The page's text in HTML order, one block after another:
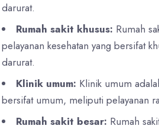
darurat.
Rumah sakit khusus: Rumah
pelayanan kesehatan yang bersifat
darurat.
Klinik umum: Klinik umum
bersifat umum, meliputi pelayanan
Rumah sakit besar: Rumah